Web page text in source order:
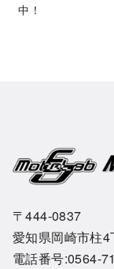
中！
〒444-0837
愛知県岡崎市柱
電話番号:0564-